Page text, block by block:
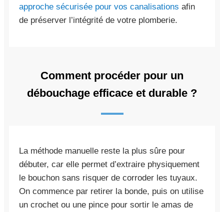
approche sécurisée pour vos canalisations afin
de préserver l’intégrité de votre plomberie.
Comment procéder pour un
débouchage efficace et durable ?
La méthode manuelle reste la plus sûre pour
débuter, car elle permet d’extraire physiquement
le bouchon sans risquer de corroder les tuyaux.
On commence par retirer la bonde, puis on utilise
un crochet ou une pince pour sortir le amas de